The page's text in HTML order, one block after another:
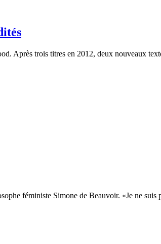
Après trois titres en 2012, deux nouveaux
féministe Simone de Beauvoir. «Je ne suis